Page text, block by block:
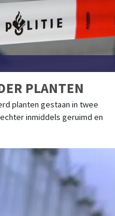
PLANTEN
planten gestaan in twee
inmiddels geruimd en